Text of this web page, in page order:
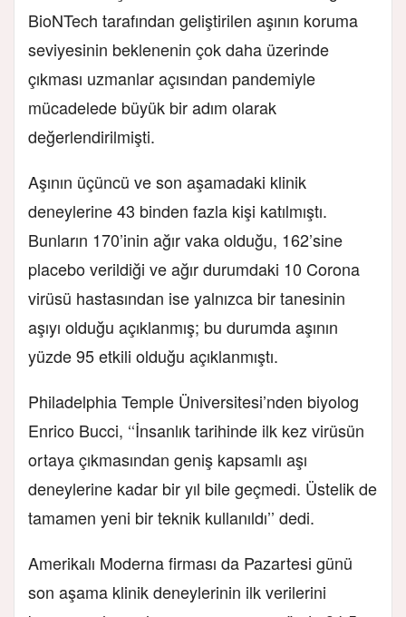
BioNTech tarafından geliştirilen aşının koruma
seviyesinin beklenenin çok daha üzerinde
çıkması uzmanlar açısından pandemiyle
mücadelede büyük bir adım olarak
değerlendirilmişti.
Aşının üçüncü ve son aşamadaki klinik
deneylerine 43 binden fazla kişi katılmıştı.
Bunların 170’inin ağır vaka olduğu, 162’sine
placebo verildiği ve ağır durumdaki 10 Corona
virüsü hastasından ise yalnızca bir tanesinin
aşıyı olduğu açıklanmış; bu durumda aşının
yüzde 95 etkili olduğu açıklanmıştı.
Philadelphia Temple Üniversitesi’nden biyolog
Enrico Bucci, ‘‘İnsanlık tarihinde ilk kez virüsün
ortaya çıkmasından geniş kapsamlı aşı
deneylerine kadar bir yıl bile geçmedi. Üstelik de
tamamen yeni bir teknik kullanıldı’’ dedi.
Amerikalı Moderna firması da Pazartesi günü
son aşama klinik deneylerinin ilk verilerini